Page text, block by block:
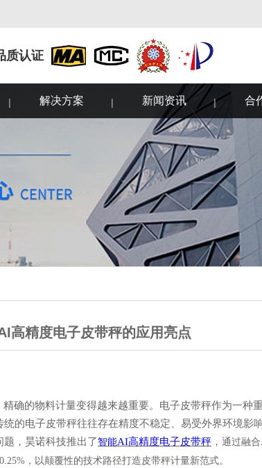
质认证
解决方案 新闻资讯 合
高精度电子皮带秤的应用亮点
确的物料计量变得越来越重要。电子皮带秤作为一种
的电子皮带秤往往存在精度不稳定、易受外界环境影
，昊诺科技推出了智能AI高精度电子皮带秤 ， 通过融合
，以颠覆性的技术路径打造皮带秤计量新范式。